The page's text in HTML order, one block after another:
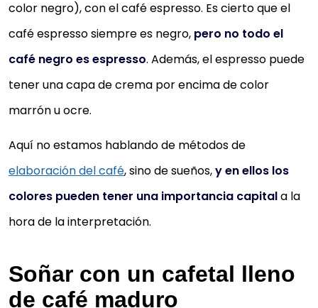
color negro), con el café espresso. Es cierto que el
café espresso siempre es negro, pero no todo el
café negro es espresso. Además, el espresso puede
tener una capa de crema por encima de color
marrón u ocre.
Aquí no estamos hablando de métodos de
elaboración del café, sino de sueños,y en ellos los
colores pueden tener una importancia capitala la
hora de la interpretación.
Soñar con un cafetal lleno
de café maduro